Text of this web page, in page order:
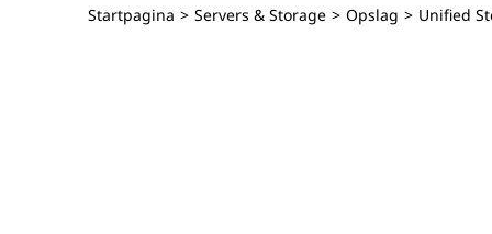
Startpagina > Servers & Storage > Opslag > Unified